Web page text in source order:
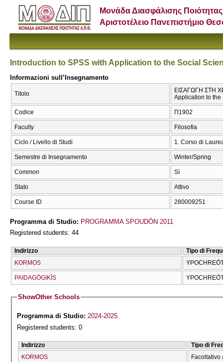
Μονάδα Διασφάλισης Ποιότητας
Αριστοτέλειο Πανεπιστήμιο
Introduction to SPSS with Application to the Social
Informazioni sull’Insegnamento
Titolo
ΕΙΣΑΓΩΓΗ ΣΤΗ
Application to
Codice Π1902
Faculty Filosofia
Ciclo / Livello di Studi 1. Corso di
Semestre di Insegnamento Winter/Spring
Common Sì
Stato Attivo
Course ID 280009251
Programma di Studio: PROGRAMMA SPOUDŌN 2011
Registered students: 44
Indirizzo
Tipo di
KORMOS
PAIDAGŌGIKĪS
ShowOther Schools
Programma di Studio:2024-2025
Registered students: 0
Indirizzo
Tipo di
KORMOS
Facoltativo